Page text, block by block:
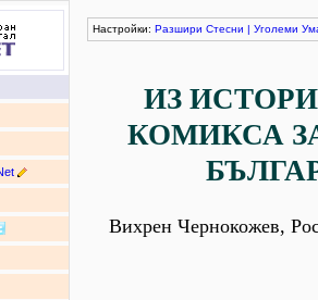
Настройки: Разшири Стесни | Уголеми
ИЗ
КОМИКСА
Вихрен Чернокожев,